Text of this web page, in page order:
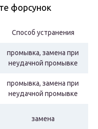
форсунок
Способ устранения
промывка, замена при
неудачной промывке
промывка, замена при
неудачной промывке
замена